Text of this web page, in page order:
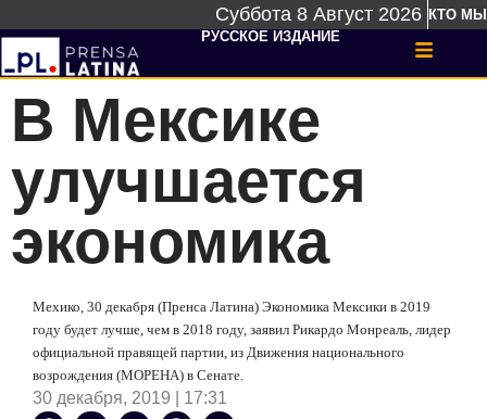
Суббота 8 Август 2026 КТО МЫ
РУССКОЕ ИЗДАНИЕ
В Мексике
улучшается
экономика
Мехико, 30 декабря (Пренса Латина) Экономика Мексики в 2019
году будет лучше, чем в 2018 году, заявил Рикардо Монреаль, лидер
официальной правящей партии, из Движения национального
возрождения (МОРЕНА) в Сенате.
30 декабря, 2019 | 17:31